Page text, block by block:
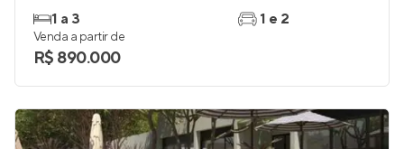
1 a 3
1 e 2
Venda a partir de
R$ 890.000